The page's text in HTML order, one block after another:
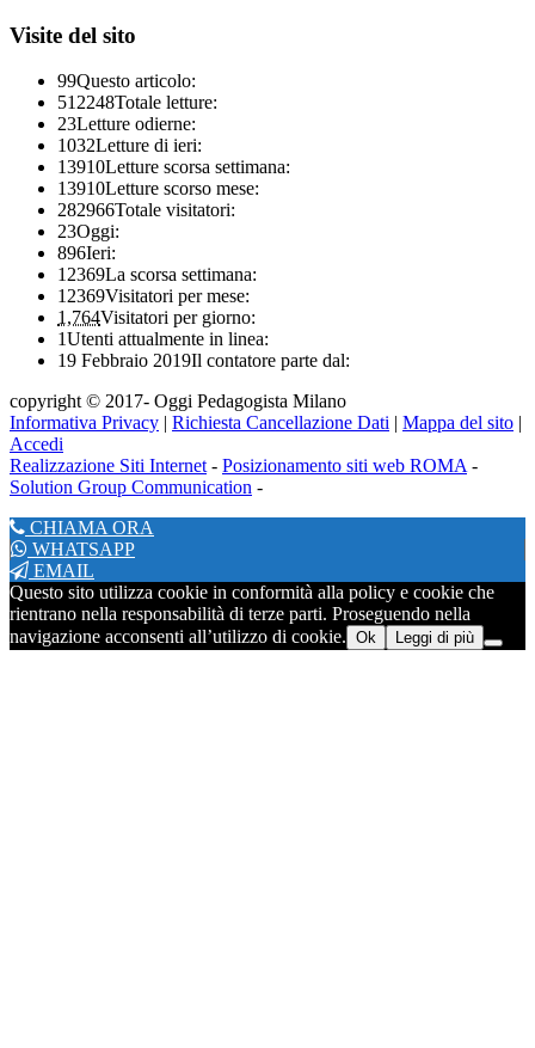
Visite del sito
99Questo articolo:
512248Totale letture:
23Letture odierne:
1032Letture di ieri:
13910Letture scorsa settimana:
13910Letture scorso mese:
282966Totale visitatori:
23Oggi:
896Ieri:
12369La scorsa settimana:
12369Visitatori per mese:
1,764Visitatori per giorno:
1Utenti attualmente in linea:
19 Febbraio 2019Il contatore parte dal:
copyright © 2017- Oggi Pedagogista Milano
Informativa Privacy | Richiesta Cancellazione Dati | Mappa del sito |
Accedi
Realizzazione Siti Internet- Posizionamento siti web ROMA-
Solution Group Communication -
CHIAMA ORA
WHATSAPP
EMAIL
Questo sito utilizza cookie in conformità alla policy e cookie che
rientrano nella responsabilità di terze parti. Proseguendo nella
navigazione acconsenti all’utilizzo di cookie. Ok Leggi di più